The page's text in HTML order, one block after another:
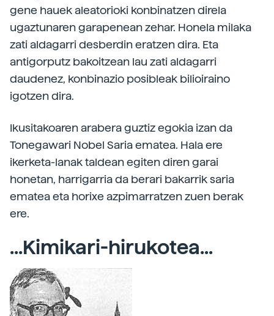
gene hauek aleatorioki konbinatzen direla
ugaztunaren garapenean zehar. Honela milaka
zati aldagarri desberdin eratzen dira. Eta
antigorputz bakoitzean lau zati aldagarri
daudenez, konbinazio posibleak bilioiraino
igotzen dira.
Ikusitakoaren arabera guztiz egokia izan da
Tonegawari Nobel Saria ematea. Hala ere
ikerketa-lanak taldean egiten diren garai
honetan, harrigarria da berari bakarrik saria
ematea eta horixe azpimarratzen zuen berak
ere.
...Kimikari-hirukotea...